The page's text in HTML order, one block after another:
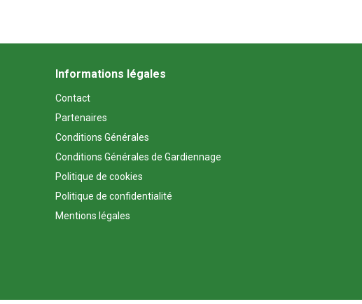
Informations légales
Contact
Partenaires
Conditions Générales
Conditions Générales de Gardiennage
Politique de cookies
Politique de confidentialité
Mentions légales